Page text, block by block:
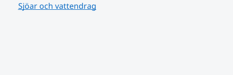
Sjöar och vattendrag